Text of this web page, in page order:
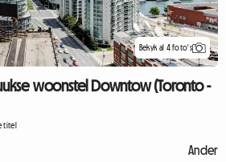
Bekyk al 4 foto's
woonstel Downtow (Toronto -
titel
Ander